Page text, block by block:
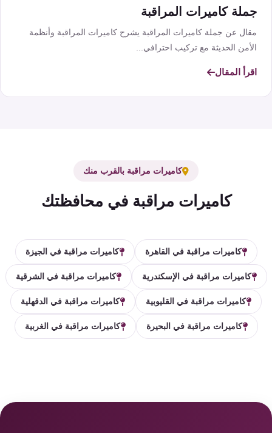
جملة كاميرات المراقبة
مقال عن جملة كاميرات المراقبة يشرح كاميرات المراقبة وأنظمة
الأمن الحديثة مع تركيب احترافي...
اقرأ المقال
كاميرات مراقبة بالقرب منك
كاميرات مراقبة في محافظتك
كاميرات مراقبة في القاهرة كاميرات مراقبة في الجيزة
كاميرات مراقبة في الإسكندرية كاميرات مراقبة في الشرقية
كاميرات مراقبة في القليوبية كاميرات مراقبة في الدقهلية
كاميرات مراقبة في البحيرة كاميرات مراقبة في الغربية